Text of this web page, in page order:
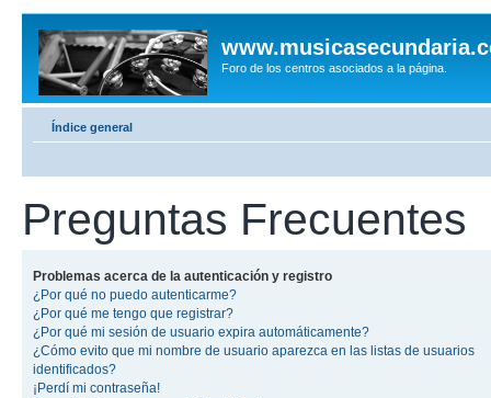
Foro de los centros asociados a la página.
Índice general
Preguntas Frecuentes
Problemas acerca de la autenticación y registro
¿Por qué no puedo autenticarme?
¿Por qué me tengo que registrar?
¿Por qué mi sesión de usuario expira automáticamente?
¿Cómo evito que mi nombre de usuario aparezca en las listas de usuarios
identificados?
¡Perdí mi contraseña!